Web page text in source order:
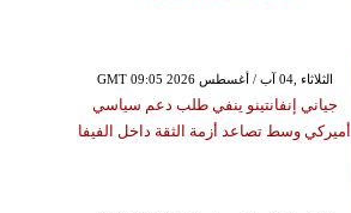
GMT 09:05 2026 الثلاثاء ,04 آب / أغسطس
جياني إنفانتينو ينفي طلب دعم سياسي
أميركي وسط تصاعد أزمة الثقة داخل الفيفا